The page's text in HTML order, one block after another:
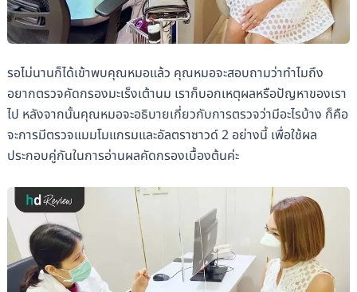
รอไม่นานก็ได้เข้าพบคุณหมอแล้ว คุณหมอจะสอบถามว่าทำไมถึง
อยากตรวจคัดกรองมะเร็งเต้านม เราก็บอกเหตุผลหรือปัญหาของเรา
ไป หลังจากนั้นคุณหมอจะอธิบายเกี่ยวกับการตรวจว่ามีอะไรบ้าง ก็คือ
จะการมีตรวจแมมโมแกรมและอัลตราซาวด์ 2 อย่างนี้ เพื่อใช้ผล
ประกอบคู่กันในการอ่านผลคัดกรองเบื้องต้นค่ะ